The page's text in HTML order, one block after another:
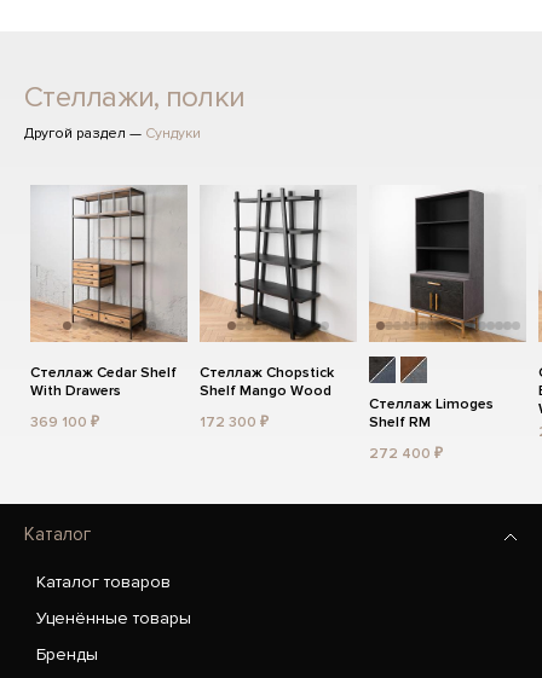
Стеллажи, полки
Другой раздел — Сундуки
Стеллаж Cedar Shelf
With Drawers
369 100 ₽
Стеллаж Chopstick
Shelf Mango Wood
172 300 ₽
Стеллаж Limoges
Shelf RM
272 400 ₽
Каталог
Каталог товаров
Уценённые товары
Бренды